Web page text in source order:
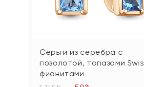
Серьги из серебра с
позолотой, топазами
фианитами